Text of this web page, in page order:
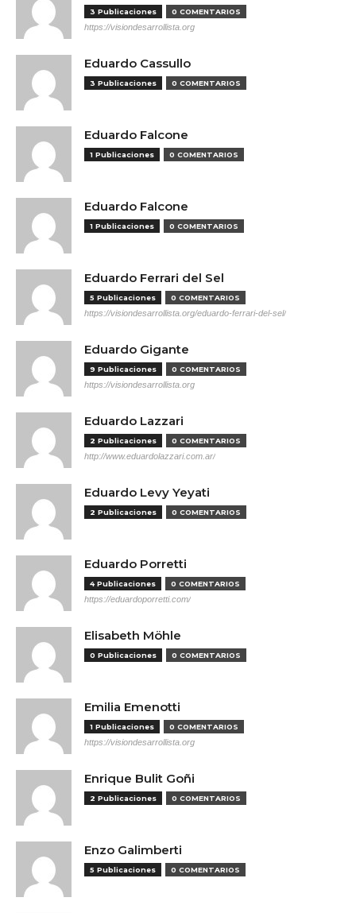
3 Publicaciones 0 COMENTARIOS
https://visiondesarrollista.org
Eduardo Cassullo
3 Publicaciones 0 COMENTARIOS
Eduardo Falcone
1 Publicaciones 0 COMENTARIOS
Eduardo Falcone
1 Publicaciones 0 COMENTARIOS
Eduardo Ferrari del Sel
5 Publicaciones 0 COMENTARIOS
https://visiondesarrollista.org/eduardo-ferrari-del-sel/
Eduardo Gigante
9 Publicaciones 0 COMENTARIOS
https://visiondesarrollista.org
Eduardo Lazzari
2 Publicaciones 0 COMENTARIOS
http://www.eduardolazzari.com.ar/
Eduardo Levy Yeyati
2 Publicaciones 0 COMENTARIOS
Eduardo Porretti
4 Publicaciones 0 COMENTARIOS
https://eduardoporretti.com/
Elisabeth Möhle
0 Publicaciones 0 COMENTARIOS
Emilia Emenotti
1 Publicaciones 0 COMENTARIOS
https://visiondesarrollista.org
Enrique Bulit Goñi
2 Publicaciones 0 COMENTARIOS
Enzo Galimberti
5 Publicaciones 0 COMENTARIOS